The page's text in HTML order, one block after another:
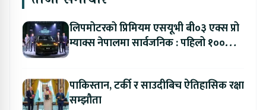
लिपमोटरको प्रिमियम एसयूभी बी०३ एक्स प्रो
म्याक्स नेपालमा सार्वजनिक : पहिलो १००
पाकिस्तान, टर्की र साउदीबिच ऐतिहासिक रक्षा
सम्झौता